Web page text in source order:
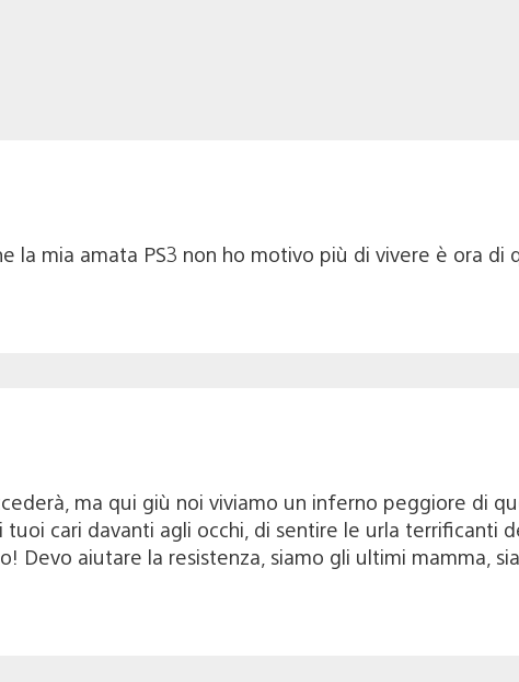
la mia amata PS3 non ho motivo più di vivere è ora di
ma qui giù noi viviamo un inferno peggiore di
cari davanti agli occhi, di sentire le urla terrificanti
Devo aiutare la resistenza, siamo gli ultimi mamma,